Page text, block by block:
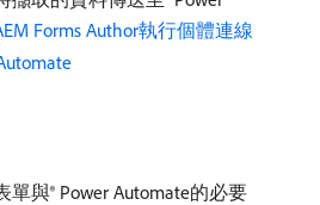
Forms Author執行個體連線
與® Power Automate的必要